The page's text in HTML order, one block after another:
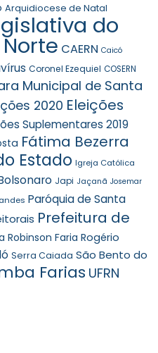
Arquidiocese de Natal
do
CAERN Caicó
Coronel Ezequiel COSERN
Municipal de Santa
2020 Eleições
Suplementares 2019
Fátima Bezerra
Estado Igreja Católica
Japi Jaçanã Josemar
Paróquia de Santa
Prefeitura de
Robinson Faria Rogério
Serra Caiada São Bento do
Farias UFRN